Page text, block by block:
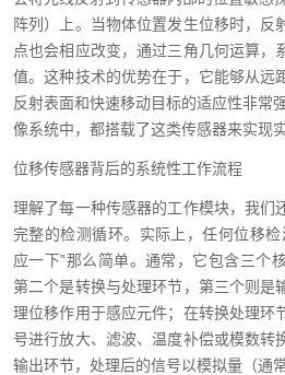
阵列）上。当物体位置发生位移时，反
点也会相应改变，通过三角几何运算，
值。这种技术的优势在于，它能够从远
反射表面和快速移动目标的适应性非常
像系统中，都搭载了这类传感器来实现
位移传感器背后的系统性工作流程
理解了每一种传感器的工作模块，我们
完整的检测循环。实际上，任何位移
应一下”那么简单。通常，它包含三个
第二个是转换与处理环节，第三个则是
理位移作用于感应元件；在转换处理环
号进行放大、滤波、温度补偿或模数转
输出环节，处理后的信号以模拟量（通